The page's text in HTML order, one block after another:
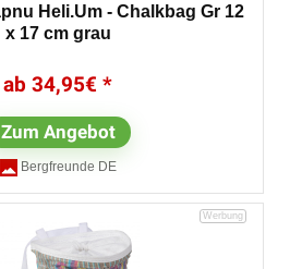
Heli.Um - Chalkbag Gr 12
x 17 cm grau
34,95€
Zum Angebot
Bergfreunde DE